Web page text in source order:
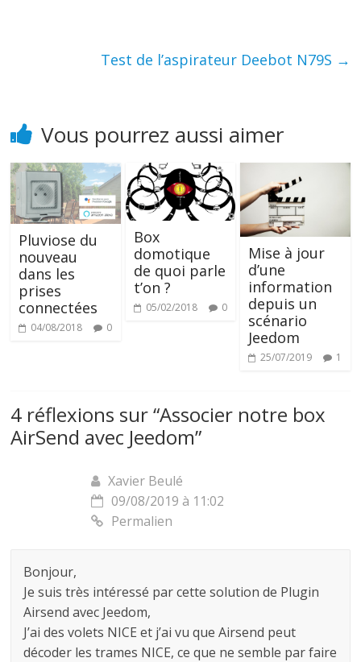
Test de l’aspirateur Deebot N79S →
Vous pourrez aussi aimer
Pluviose du
nouveau
dans les
prises
connectées
04/08/2018 0
Box
domotique
de quoi parle
t’on ?
05/02/2018 0
Mise à jour
d’une
information
depuis un
scénario
Jeedom
25/07/2019 1
4 réflexions sur “Associer notre box
AirSend avec Jeedom”
Xavier Beulé
09/08/2019 à 11:02
Permalien
Bonjour,
Je suis très intéressé par cette solution de Plugin
Airsend avec Jeedom,
J’ai des volets NICE et j’ai vu que Airsend peut
décoder les trames NICE, ce que ne semble par faire